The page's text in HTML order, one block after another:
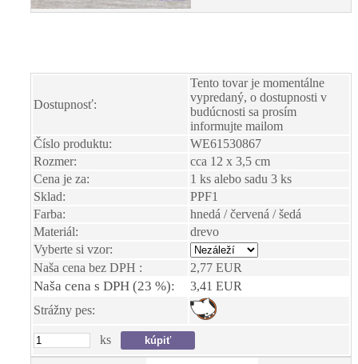
Dostupnosť:
Tento tovar je momentálne
vypredaný, o dostupnosti v
budúcnosti sa prosím
informujte mailom
Číslo produktu:
WE61530867
Rozmer:
cca 12 x 3,5 cm
Cena je za:
1 ks alebo sadu 3 ks
Sklad:
PPF1
Farba:
hnedá / červená / šedá
Materiál:
drevo
Vyberte si vzor:
Naša cena bez DPH :
2,77 EUR
Naša cena s DPH (23 %):
3,41 EUR
Strážny pes:
ks